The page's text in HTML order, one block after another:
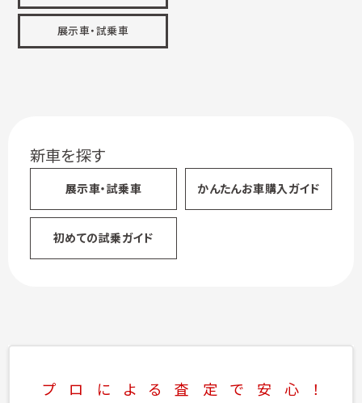
展示車・試乗車
新車を探す
展示車・試乗車 かんたんお車購入ガイド
初めての試乗ガイド
プロによる査定で安心！